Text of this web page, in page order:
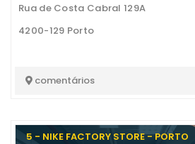
Rua de Costa Cabral 129A
4200-129 Porto
comentários
5 - NIKE FACTORY STORE - PORTO